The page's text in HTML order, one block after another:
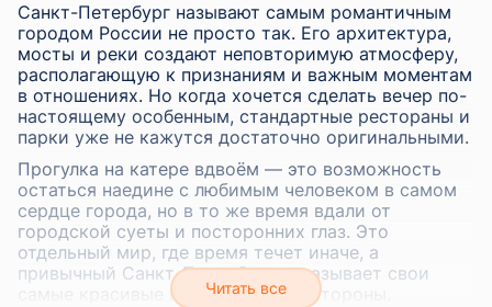
Санкт-Петербург называют самым романтичным
городом России не просто так. Его архитектура,
мосты и реки создают неповторимую атмосферу,
располагающую к признаниям и важным моментам
в отношениях. Но когда хочется сделать вечер по-
настоящему особенным, стандартные рестораны и
парки уже не кажутся достаточно оригинальными.
Прогулка на катере вдвоём — это возможность
остаться наедине с любимым человеком в самом
сердце города, но в то же время вдали от
городской суеты и посторонних глаз. Это
отдельный мир, где время течет иначе, а
привычный Санкт-Петербург показывает свои
самые красивые и неожиданные стороны.